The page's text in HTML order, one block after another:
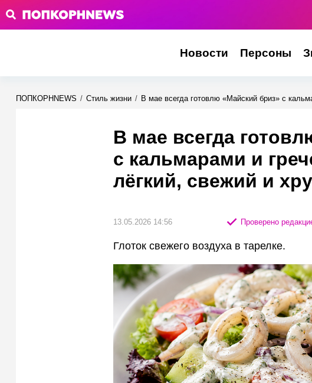
Новости Персоны
ПОПКОРНNEWS / Стиль жизни / В мае всегда готовлю «Майский бриз» с
В мае всегда
с кальмарами и
лёгкий, свежий и
13.05.2026 14:56 Проверено
Глоток свежего воздуха в тарелке.